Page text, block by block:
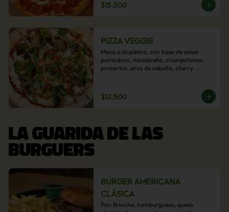
$15.500
PIZZA VEGGIE
Masa a la piedra, con base de salsa
pomodoro, mozzarella, champiñones,
pimientos, aros de cebolla, cherry
$12.500
LA GUARIDA DE LAS
BURGUERS
BURGER AMERICANA
CLÁSICA
Pan Brioche, hamburguesa, queso